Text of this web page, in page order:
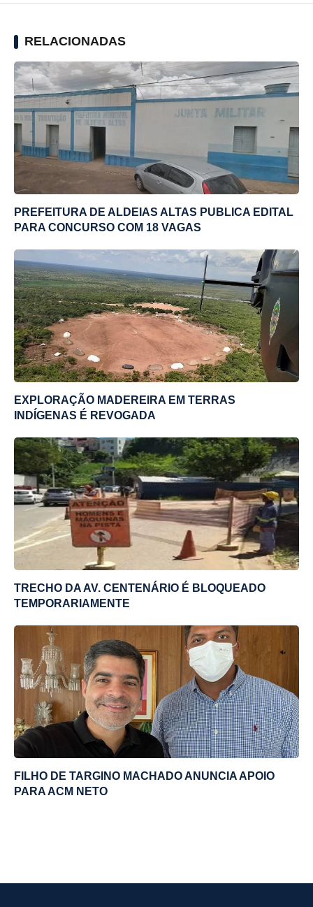
RELACIONADAS
PREFEITURA DE ALDEIAS ALTAS PUBLICA EDITAL
PARA CONCURSO COM 18 VAGAS
EXPLORAÇÃO MADEREIRA EM TERRAS
INDÍGENAS É REVOGADA
TRECHO DA AV. CENTENÁRIO É BLOQUEADO
TEMPORARIAMENTE
FILHO DE TARGINO MACHADO ANUNCIA APOIO
PARA ACM NETO